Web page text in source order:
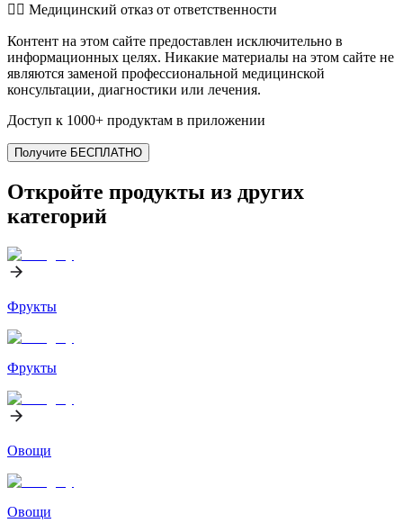
👨‍⚕️️ Медицинский отказ от ответственности
Контент на этом сайте предоставлен исключительно в
информационных целях. Никакие материалы на этом сайте не
являются заменой профессиональной медицинской
консультации, диагностики или лечения.
Доступ к 1000+ продуктам в приложении
Получите БЕСПЛАТНО
Откройте продукты из других
категорий
Фрукты
Фрукты
Овощи
Овощи